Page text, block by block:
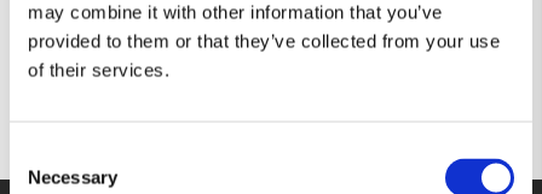
may combine it with other information that you’ve
provided to them or that they’ve collected from your use
of their services.
Selection
Necessary
€ 8,99